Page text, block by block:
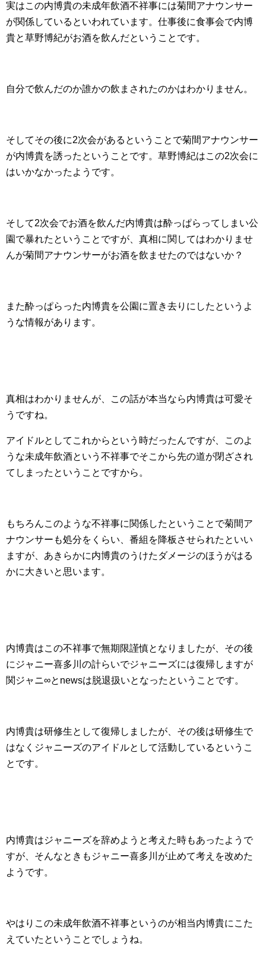
実はこの内博貴の未成年飲酒不祥事には菊間アナウンサー
が関係しているといわれています。仕事後に食事会で内博
貴と草野博紀がお酒を飲んだということです。
自分で飲んだのか誰かの飲まされたのかはわかりません。
そしてその後に2次会があるということで菊間アナウンサー
が内博貴を誘ったということです。草野博紀はこの2次会に
はいかなかったようです。
そして2次会でお酒を飲んだ内博貴は酔っぱらってしまい公
園で暴れたということですが、真相に関してはわかりませ
んが菊間アナウンサーがお酒を飲ませたのではないか？
また酔っぱらった内博貴を公園に置き去りにしたというよ
うな情報があります。
真相はわかりませんが、この話が本当なら内博貴は可愛そ
うですね。
アイドルとしてこれからという時だったんですが、このよ
うな未成年飲酒という不祥事でそこから先の道が閉ざされ
てしまったということですから。
もちろんこのような不祥事に関係したということで菊間ア
ナウンサーも処分をくらい、番組を降板させられたといい
ますが、あきらかに内博貴のうけたダメージのほうがはる
かに大きいと思います。
内博貴はこの不祥事で無期限謹慎となりましたが、その後
にジャニー喜多川の計らいでジャニーズには復帰しますが
関ジャニ∞とnewsは脱退扱いとなったということです。
内博貴は研修生として復帰しましたが、その後は研修生で
はなくジャニーズのアイドルとして活動しているというこ
とです。
内博貴はジャニーズを辞めようと考えた時もあったようで
すが、そんなときもジャニー喜多川が止めて考えを改めた
ようです。
やはりこの未成年飲酒不祥事というのが相当内博貴にこた
えていたということでしょうね。